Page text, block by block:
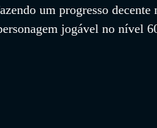
um progresso
jogável no nível